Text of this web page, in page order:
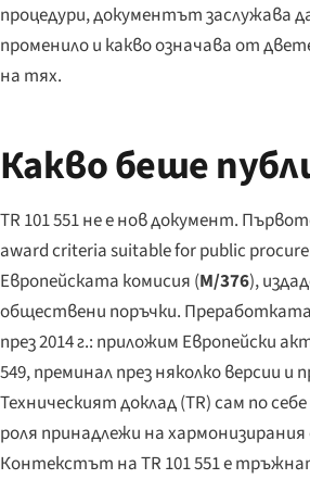
процедури, документът заслужава
променило и какво означава от
на тях.
Какво беше
TR 101 551 не е нов документ.
award criteria suitable for public
Европейската комисия (M/376),
обществени поръчки. Преработката
през 2014 г.: приложим Европейски
549, преминал през няколко версии
Техническият доклад (TR) сам по
роля принадлежи на
Контекстът на TR 101 551 е